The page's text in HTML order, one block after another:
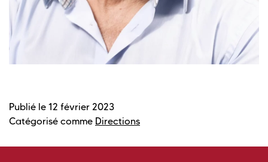
Publié le 12 février 2023
Catégorisé comme Directions